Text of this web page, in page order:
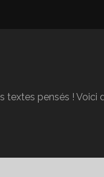
textes pensés ! Voici